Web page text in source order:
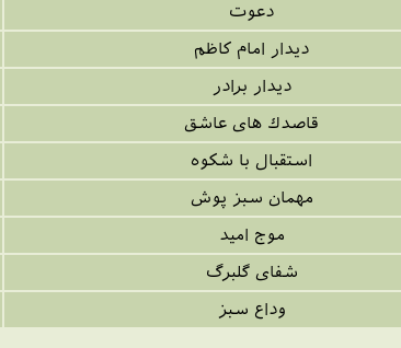
دعوت
دیدار امام کاظم
دیدار برادر
قاصدك هاى عاشق
استقبال با شکوه
مهمان سبز پوش
موج امید
شفاى گلبرگ
وداع سبز